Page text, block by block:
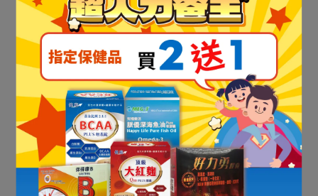
【Centrum善存】女性綜
合維他命(120錠)
NT$859
加入購物車
【Centrum善存】男性綜
合維他命(120錠)
NT$859
加入購物車